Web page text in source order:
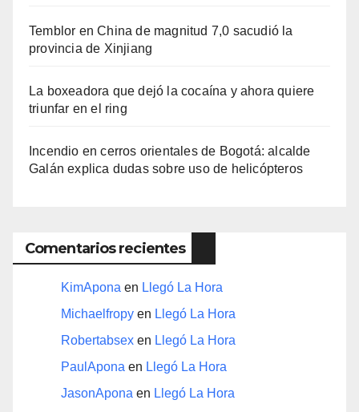
Temblor en China de magnitud 7,0 sacudió la
provincia de Xinjiang
La boxeadora que dejó la cocaína y ahora quiere
triunfar en el ring​
Incendio en cerros orientales de Bogotá: alcalde
Galán explica dudas sobre uso de helicópteros
Comentarios recientes
KimApona en Llegó La Hora
Michaelfropy en Llegó La Hora
Robertabsex en Llegó La Hora
PaulApona en Llegó La Hora
JasonApona en Llegó La Hora